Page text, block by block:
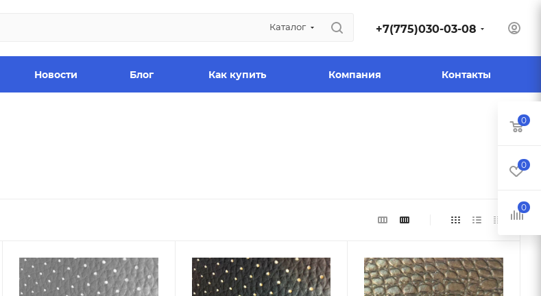
Каталог +7(775)030-03-08
Новости Блог Как купить Компания Контакты
0
0
0